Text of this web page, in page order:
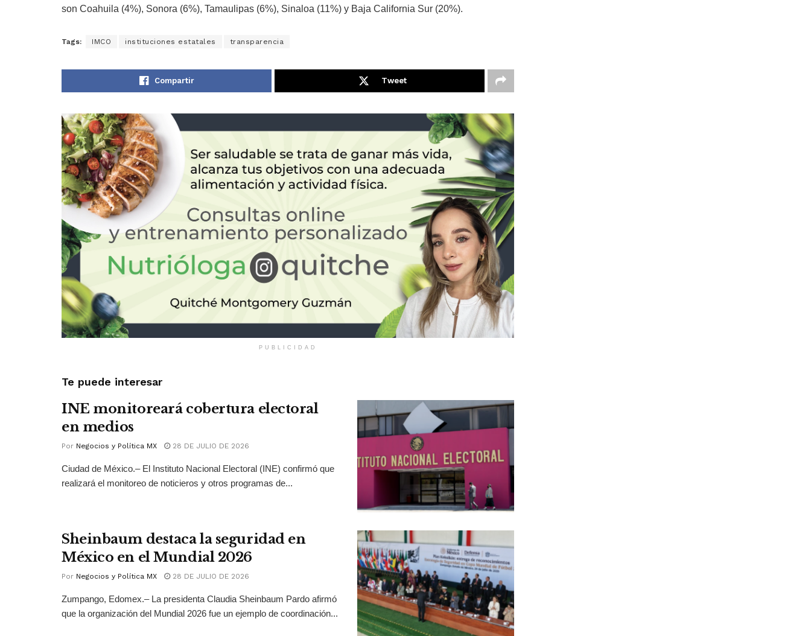
son Coahuila (4%), Sonora (6%), Tamaulipas (6%), Sinaloa (11%) y Baja California Sur (20%).
Tags: IMCO instituciones estatales transparencia
Compartir Tweet
PUBLICIDAD
Te puede interesar
INE monitoreará cobertura electoral
en medios
Por Negocios y Política MX 28 DE JULIO DE 2026
Ciudad de México.– El Instituto Nacional Electoral (INE) confirmó que
realizará el monitoreo de noticieros y otros programas de...
Sheinbaum destaca la seguridad en
México en el Mundial 2026
Por Negocios y Política MX 28 DE JULIO DE 2026
Zumpango, Edomex.– La presidenta Claudia Sheinbaum Pardo afirmó
que la organización del Mundial 2026 fue un ejemplo de coordinación...